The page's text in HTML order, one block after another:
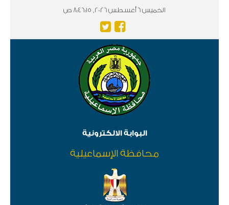
الخميس 6 أغسطس 2026, 8:46:15 ص
البوابة الالكترونية
محافظة الإسماعيلية